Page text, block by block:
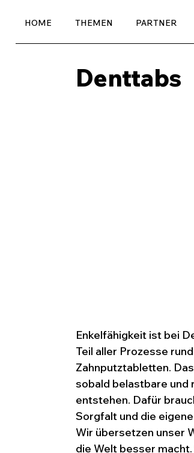
HOME THEMEN PARTNER
Denttabs
Enkelfähigkeit ist bei
Teil aller Prozesse
Zahnputztabletten.
sobald belastbare
entstehen. Dafür
Sorgfalt und die
Wir übersetzen unser
die Welt besser